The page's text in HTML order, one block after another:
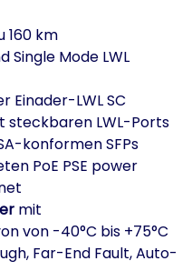
160 km
Single Mode LWL
Einader-LWL SC
steckbaren LWL-Ports
konformen SFPs
PoE PSE power
mit
von -40°C bis +75°C
Far-End Fault, Auto-